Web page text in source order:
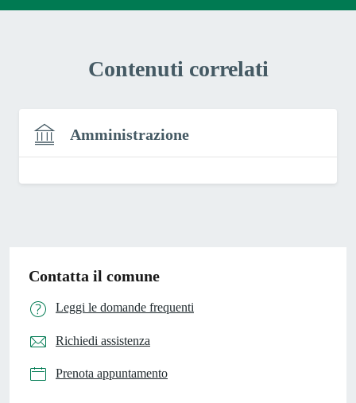
Contenuti correlati
Amministrazione
Contatta il comune
Leggi le domande frequenti
Richiedi assistenza
Prenota appuntamento